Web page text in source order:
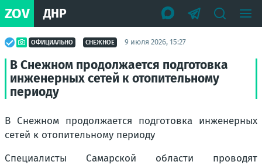
ZOV ДНР
ОФИЦИАЛЬНО СНЕЖНОЕ 9 июля 2026, 15:27
В Снежном продолжается подготовка
инженерных сетей к отопительному
периоду
В Снежном продолжается подготовка инженерных
сетей к отопительному периоду
Специалисты Самарской области проводят